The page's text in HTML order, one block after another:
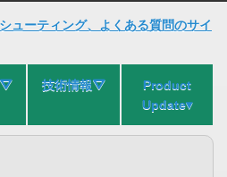
⛛ 技術情報⛛
Product
Update▾